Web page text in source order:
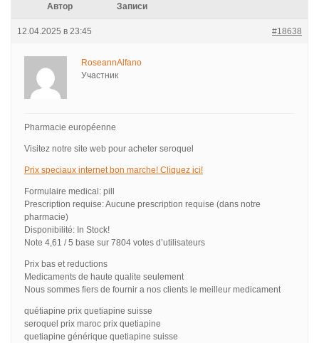
Автор Записи
12.04.2025 в 23:45 #18638
RoseannAlfano
Участник
Pharmacie européenne
Visitez notre site web pour acheter seroquel
Prix speciaux internet bon marche! Cliquez ici!
Formulaire medical: pill
Prescription requise: Aucune prescription requise (dans notre
pharmacie)
Disponibilité: In Stock!
Note 4,61 / 5 base sur 7804 votes d’utilisateurs
Prix bas et reductions
Medicaments de haute qualite seulement
Nous sommes fiers de fournir a nos clients le meilleur medicament
quétiapine prix quetiapine suisse
seroquel prix maroc prix quetiapine
quetiapine générique quetiapine suisse